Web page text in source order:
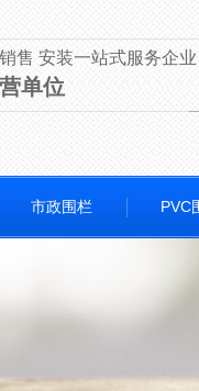
售 安装一站式服务企业
单位
市政围栏 PVC